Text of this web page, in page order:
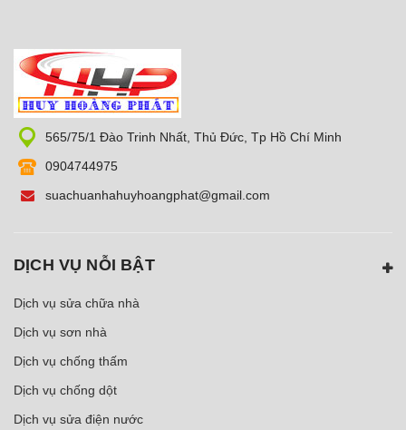
565/75/1 Đào Trinh Nhất, Thủ Đức, Tp Hồ Chí Minh
0904744975
suachuanhahuyhoangphat@gmail.com
DỊCH VỤ NỖI BẬT
Dịch vụ sửa chữa nhà
Dịch vụ sơn nhà
Dịch vụ chống thấm
Dịch vụ chống dột
Dịch vụ sửa điện nước